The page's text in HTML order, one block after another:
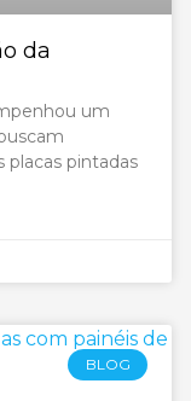
da
um
placas pintadas
BLOG